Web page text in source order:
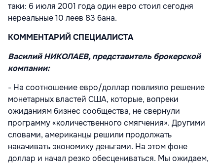
таки: 6 июля 2001 года один евро стоил сегодня
нереальные 10 леев 83 бана.
КОММЕНТАРИЙ СПЕЦИАЛИСТА
Василий НИКОЛАЕВ, представитель брокерской
компании:
- На соотношение евро/доллар повлияло решение
монетарных властей США, которые, вопреки
ожиданиям бизнес сообщества, не свернули
программу «количественного смягчения». Другими
словами, американцы решили продолжать
накачивать экономику деньгами. На этом фоне
доллар и начал резко обесцениваться. Мы ожидаем,